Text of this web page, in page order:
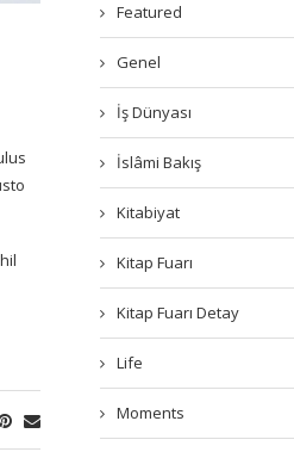
Featured
Genel
İş Dünyası
İslâmi Bakış
Kitabiyat
Kitap Fuarı
Kitap Fuarı Detay
Life
Moments